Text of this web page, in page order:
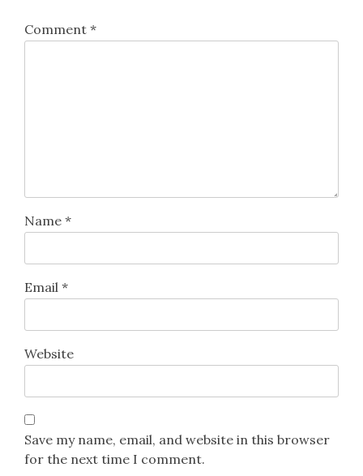
Comment *
Name *
Email *
Website
Save my name, email, and website in this browser
for the next time I comment.